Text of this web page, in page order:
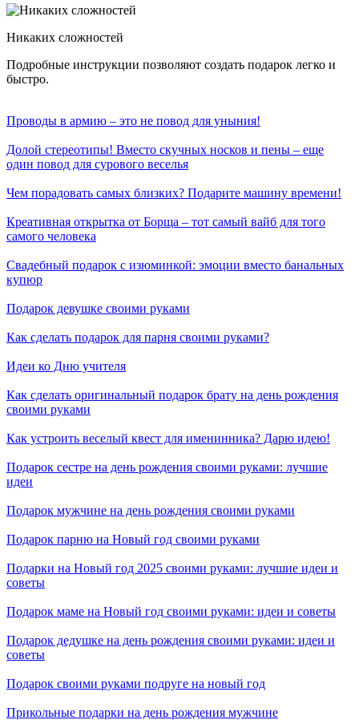
Никаких сложностей
Подробные инструкции позволяют создать подарок легко и
быстро.
Проводы в армию – это не повод для уныния!
Долой стереотипы! Вместо скучных носков и пены – еще
один повод для сурового веселья
Чем порадовать самых близких? Подарите машину времени!
Креативная открытка от Борща – тот самый вайб для того
самого человека
Свадебный подарок с изюминкой: эмоции вместо банальных
купюр
Подарок девушке своими руками
Как сделать подарок для парня своими руками?
Идеи ко Дню учителя
Как сделать оригинальный подарок брату на день рождения
своими руками
Как устроить веселый квест для именинника? Дарю идею!
Подарок сестре на день рождения своими руками: лучшие
идеи
Подарок мужчине на день рождения своими руками
Подарок парню на Новый год своими руками
Подарки на Новый год 2025 своими руками: лучшие идеи и
советы
Подарок маме на Новый год своими руками: идеи и советы
Подарок дедушке на день рождения своими руками: идеи и
советы
Подарок своими руками подруге на новый год
Прикольные подарки на день рождения мужчине